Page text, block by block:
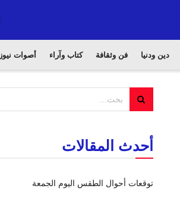
دين ودنيا فن وثقافة كتاب وآراء أصوات نيوز TV
أحدث المقالات
توقعات أحوال الطقس اليوم الجمعة